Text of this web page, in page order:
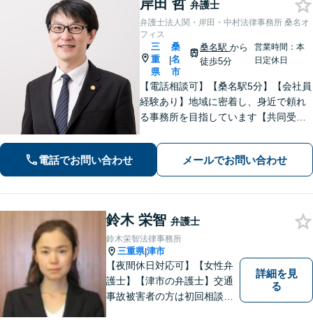
岸田 哲 弁護士
弁護士法人関・岸田・中村法律事務所 桑名オ
フィス
三
重
県
|
桑
名
市
桑名駅から
徒歩5分
営業時間：本
日定休日
【電話相談可】【桑名駅5分】【会社員
経験あり】地域に密着し、身近で頼れ
る事務所を目指しています【共同受任
全力を尽くします。一人で悩まず、お
気軽にご相談ください【夜間土日相談
可（要予約）】
電話でお問い合わせ メールでお問い合わせ
鈴木 栄智 弁護士
鈴木栄智法律事務所
三重県|津市
【夜間休日対応可】【女性弁
護士】【津市の弁護士】交通
事故被害者の方は初回相談無
詳細を見
る